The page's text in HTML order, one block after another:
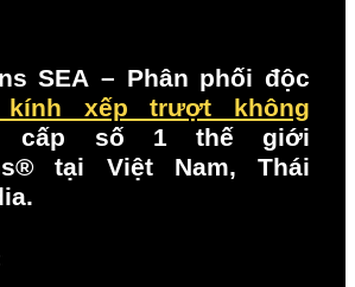
SEA – Phân phối độc
xếp trượt không
cấp số 1 thế giới
tại Việt Nam, Thái